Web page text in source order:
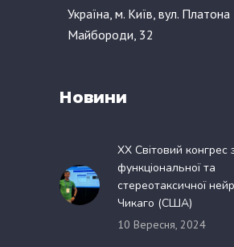
Україна, м. Київ, вул. Платона
Майбороди, 32
Новини
XX Світовий конгрес
функціональної та
стереотаксичної
Чикаго (США)
10 Вересня, 2024